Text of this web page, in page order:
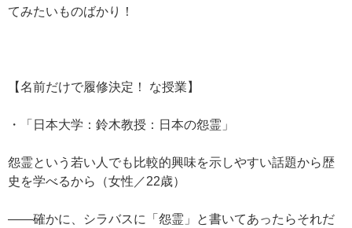
てみたいものばかり！
【名前だけで履修決定！ な授業】
・「日本大学：鈴木教授：日本の怨霊」
怨霊という若い人でも比較的興味を示しやすい話題から歴
史を学べるから（女性／22歳）
——確かに、シラバスに「怨霊」と書いてあったらそれだ